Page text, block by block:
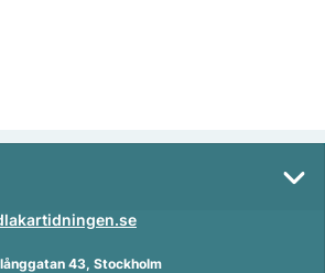
43, Stockholm